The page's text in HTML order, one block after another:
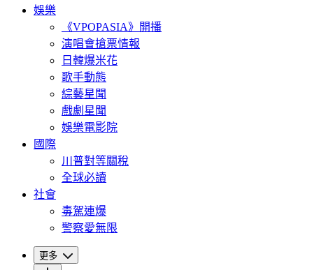
娛樂
《VPOPASIA》開播
演唱會搶票情報
日韓爆米花
歌手動態
綜藝星聞
戲劇星聞
娛樂電影院
國際
川普對等關稅
全球必讀
社會
毒駕連爆
警察愛無限
更多